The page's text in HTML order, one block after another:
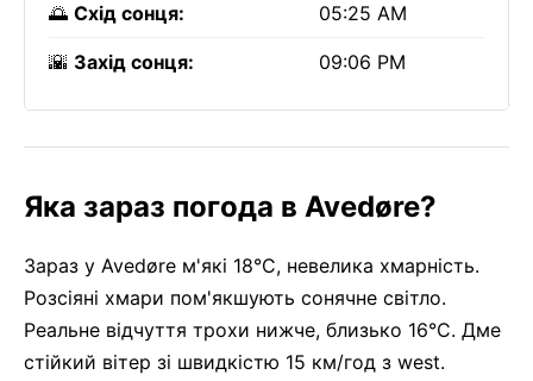
🌅 Схід сонця: 05:25 AM
🌇 Захід сонця: 09:06 PM
Яка зараз погода в Avedøre?
Зараз у Avedøre м'які 18°C, невелика хмарність.
Розсіяні хмари пом'якшують сонячне світло.
Реальне відчуття трохи нижче, близько 16°C. Дме
стійкий вітер зі швидкістю 15 км/год з west.